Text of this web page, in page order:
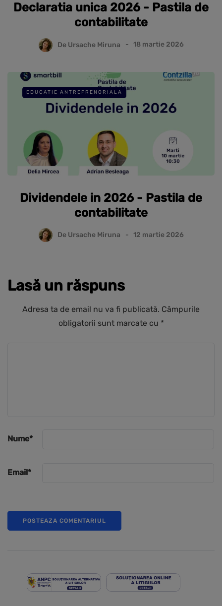
Declaratia unica 2026 - Pastila de
contabilitate
De Ursache Miruna 18 martie 2026
EDUCATIE ANTREPRENORIALA
Dividendele in 2026 - Pastila de
contabilitate
De Ursache Miruna 12 martie 2026
Lasă un răspuns
Adresa ta de email nu va fi publicată. Câmpurile
obligatorii sunt marcate cu *
Nume*
Email *